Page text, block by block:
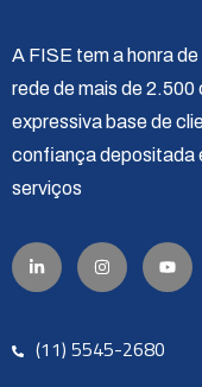
A FISE tem a honra
rede de mais de
expressiva base de
confiança depositada
serviços
(11) 5545-2680